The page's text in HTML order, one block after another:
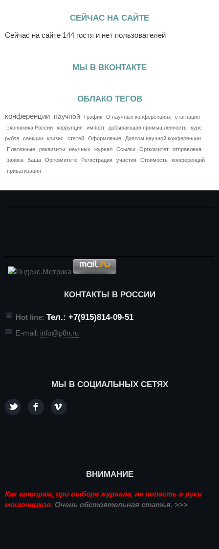
СЕЙЧАС НА САЙТЕ
Сейчас на сайте 144 гостя и нет пользователей
МЫ В ВКОНТАКТЕ
ОБЛАКО ТЕГОВ
конференции научной График О научных конференциях
стагнация
экономика России
коррупция импорт добывающая промышленность
курс
рубля
санкции кризис статей Оформление
Диплом научной конференции
Платежные
реквизиты научных журнал Ссылки Оргкомитет
отправлена
заявка
Ваша Оргкомитете Регистрация участия Стоимость
конференций
приватизация
КОНТАКТЫ В РОССИИ
Hot line: Тел.: +7(915)814-09-51
E-mail: info@p8n.ru
МЫ В СОЦИАЛЬНЫХ СЕТЯХ
ВНИМАНИЕ
Как авторам, при выборе журнала, не попасть в руки
мошенников. Очень обстоятельная статья. >>>